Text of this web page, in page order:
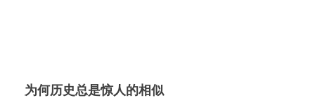
为何历史总是惊人的相似